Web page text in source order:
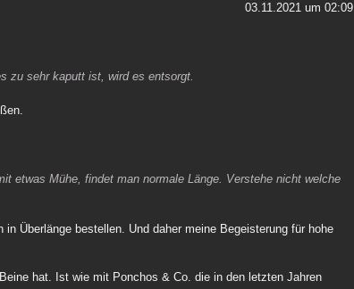
03.11.2021 um 02:09
zu sehr kaputt ist, wird es entsorgt.
etwas Mühe, findet man normale Länge. Verstehe nicht welche
Überlänge bestellen. Und daher meine Begeisterung für hohe
hat. Ist wie mit Ponchos & Co. die in den letzten Jahren